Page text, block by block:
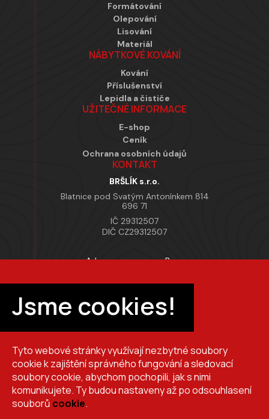
Jsme cookies!
Tyto webové stránky využívají nezbytné soubory
cookie k zajištění správného fungování a sledovací
soubory cookie, abychom pochopili, jak s nimi
komunikujete. Ty budou nastaveny až po odsouhlasení
souborů cookie.
Formátování
Olepování
Lisování
Materiál
NÁBYTKOVÉ KOVÁNÍ
Kování
Příslušenství
Lepidla a čističe
UŽITEČNÉ INFORMACE
E-shop
Ceník
Ochrana osobních údajů
KONTAKT
BRŠLÍK s.r.o.
Blatnice pod Svatým Antonínkem 814
696 71
IČ 29312507
DIČ CZ29312507
Adresa provozovny Brno
Pracovní doba
Po–Pá 7:00 – 15:30
+420 725 510 044
obchod@brslik.cz